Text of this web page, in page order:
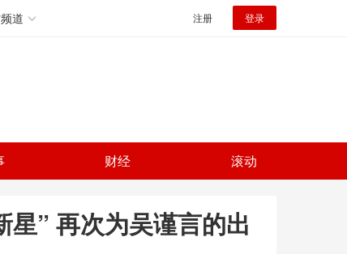
道 注册 登录
财经 滚动
” 再次为吴谨言的出